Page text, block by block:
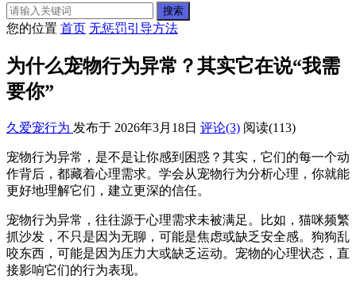
搜索
您的位置 首页 无惩罚引导方法
为什么宠物行为异常？其实它在说“我需
要你”
久爱宠行为 发布于 2026年3月18日 评论(3) 阅读(113)
宠物行为异常，是不是让你感到困惑？其实，它们的每一个动
作背后，都藏着心理需求。学会从宠物行为分析心理，你就能
更好地理解它们，建立更深的信任。
宠物行为异常，往往源于心理需求未被满足。比如，猫咪频繁
抓沙发，不只是因为无聊，可能是焦虑或缺乏安全感。狗狗乱
咬东西，可能是因为压力大或缺乏运动。宠物的心理状态，直
接影响它们的行为表现。